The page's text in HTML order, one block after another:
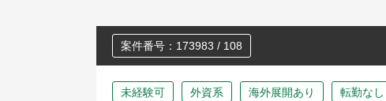
案件番号：173983 / 108
未経験可 外資系 海外展開あり 転勤なし